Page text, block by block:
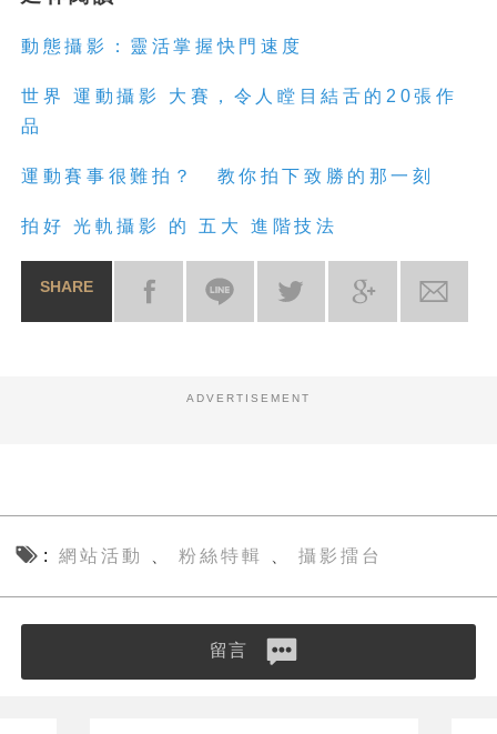
動態攝影：靈活掌握快門速度
世界 運動攝影 大賽，令人瞠目結舌的20張作
品
運動賽事很難拍？ 教你拍下致勝的那一刻
拍好 光軌攝影 的 五大 進階技法
SHARE
ADVERTISEMENT
網站活動 、 粉絲特輯 、 攝影擂台
留言